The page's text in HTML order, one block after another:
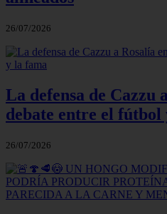
26/07/2026
La defensa de Cazzu
debate entre el fútbol
26/07/2026